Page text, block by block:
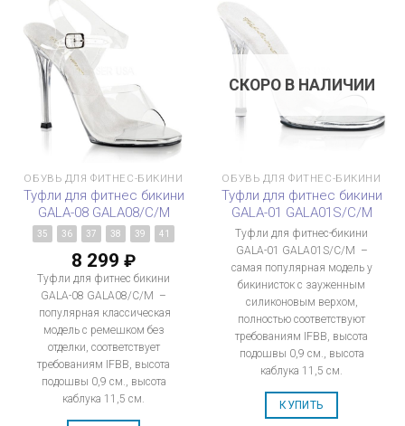
ОБУВЬ ДЛЯ ФИТНЕС-БИКИНИ
Туфли для фитнес бикини
GALA-08 GALA08/C/M
35 36 37 38 39 41
8 299 ₽
Туфли для фитнес бикини
GALA-08 GALA08/C/M –
популярная классическая
модель с ремешком без
отделки, соответствует
требованиям IFBB, высота
подошвы 0,9 см., высота
каблука 11,5 см.
СКОРО В НАЛИЧИИ
ОБУВЬ ДЛЯ ФИТНЕС-БИКИНИ
Туфли для фитнес бикини
GALA-01 GALA01S/C/M
Туфли для фитнес-бикини
GALA-01 GALA01S/C/M –
самая популярная модель у
бикинисток с зауженным
силиконовым верхом,
полностью соответствуют
требованиям IFBB, высота
подошвы 0,9 см., высота
каблука 11,5 см.
КУПИТЬ